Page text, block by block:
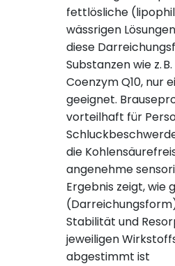
fettlösliche
wässrigen
diese
Substanzen wie z.
Coenzym Q10, nur
geeignet.
vorteilhaft für
die
angenehme
Ergebnis zeigt, wie
Stabilität und
jeweiligen
abgestimmt ist